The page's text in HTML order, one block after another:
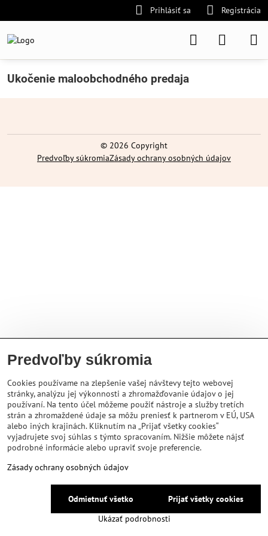
Prihlásiť sa Registrácia
Ukočenie maloobchodného predaja
© 2026 Copyright
Predvoľby súkromiaZásady ochrany osobných údajov
Predvoľby súkromia
Cookies používame na zlepšenie vašej návštevy tejto webovej
stránky, analýzu jej výkonnosti a zhromažďovanie údajov o jej
používaní. Na tento účel môžeme použiť nástroje a služby tretích
strán a zhromaždené údaje sa môžu preniesť k partnerom v EÚ, USA
alebo iných krajinách. Kliknutím na „Prijať všetky cookies“
vyjadrujete svoj súhlas s týmto spracovaním. Nižšie môžete nájsť
podrobné informácie alebo upraviť svoje preferencie.
Zásady ochrany osobných údajov
Ukázať podrobnosti
Prijať všetky cookies
Odmietnuť všetko